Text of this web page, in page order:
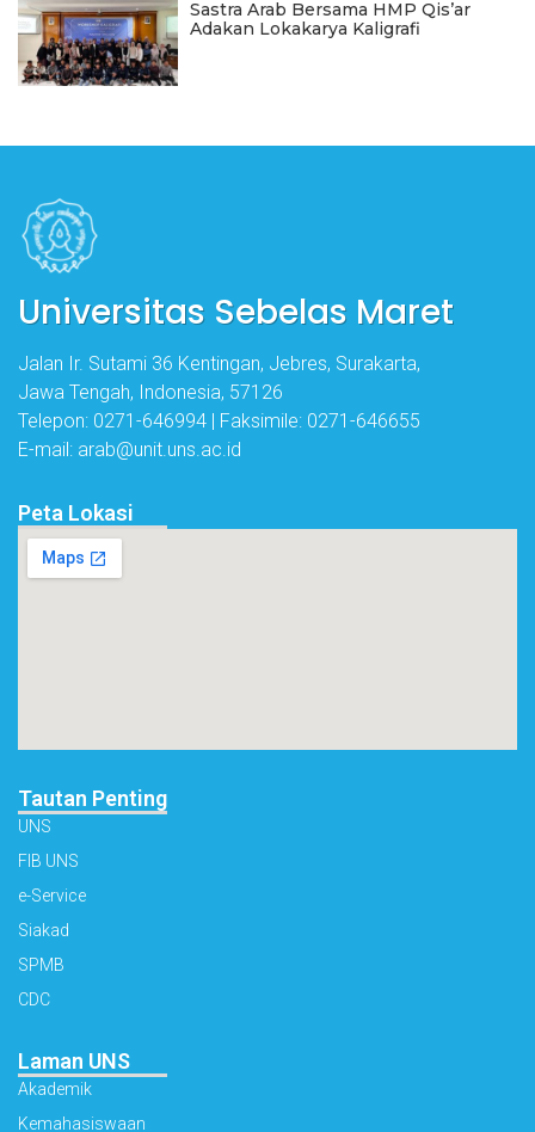
Sastra Arab Bersama HMP Qis’ar
Adakan Lokakarya Kaligrafi
Universitas Sebelas Maret
Jalan Ir. Sutami 36 Kentingan, Jebres, Surakarta,
Jawa Tengah, Indonesia, 57126
Telepon: 0271-646994 | Faksimile: 0271-646655
E-mail: arab@unit.uns.ac.id
Peta Lokasi
Tautan Penting
UNS
FIB UNS
e-Service
Siakad
SPMB
CDC
Laman UNS
Akademik
Kemahasiswaan